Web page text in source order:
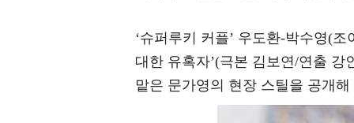
‘슈퍼루키 커플’ 우도환-박수영(
대한 유혹자’(극본 김보연/연출 강
맡은 문가영의 현장 스틸을 공개